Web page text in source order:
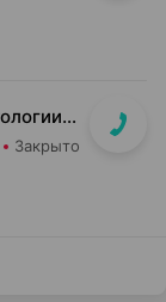
ул. Слободская, д. 133 (Здание стоматологии, отдельный вход)
Закрыто